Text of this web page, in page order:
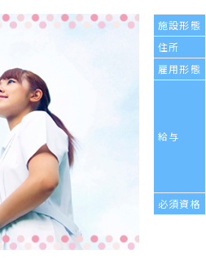
施設形態
住所
雇用形態
給与
必須資格